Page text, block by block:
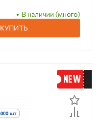
В наличии (много)
КУПИТЬ